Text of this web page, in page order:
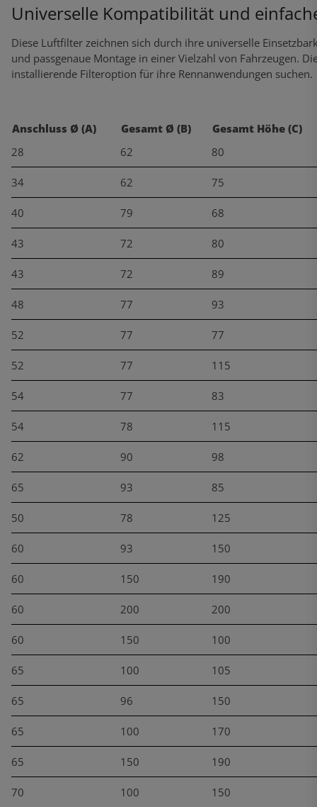
Universelle Kompatibilität und
Diese Luftfilter zeichnen sich durch ihre universelle
und passgenaue Montage in einer Vielzahl von Fahrzeugen.
installierende Filteroption für ihre Rennanwendungen suchen.
Anschluss Ø (A) Gesamt Ø (B)
Gesamt Höhe (C)
28
62 80
34 62 75
40 79 68
43 72 80
43 72 89
48 77 93
52 77 77
52 77 115
54 77 83
54 78 115
62 90 98
65 93 85
50 78 125
60 93 150
60 150 190
60 200 200
60 150 100
65 100 105
65 96 150
65 100 170
65 150 190
70 100 150